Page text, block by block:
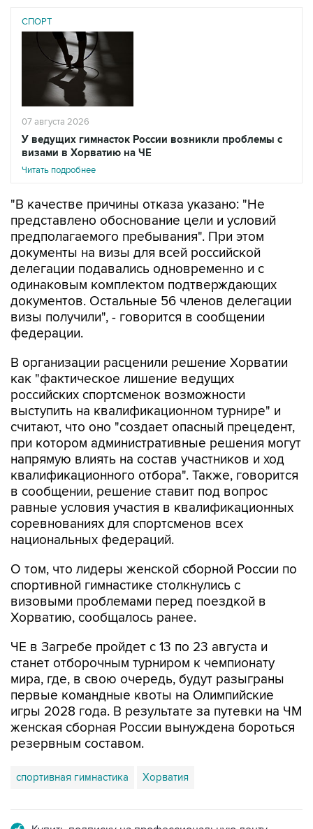
СПОРТ
07 августа 2026
У ведущих гимнасток России возникли проблемы с
визами в Хорватию на ЧЕ
Читать подробнее
"В качестве причины отказа указано: "Не
представлено обоснование цели и условий
предполагаемого пребывания". При этом
документы на визы для всей российской
делегации подавались одновременно и с
одинаковым комплектом подтверждающих
документов. Остальные 56 членов делегации
визы получили", - говорится в сообщении
федерации.
В организации расценили решение Хорватии
как "фактическое лишение ведущих
российских спортсменок возможности
выступить на квалификационном турнире" и
считают, что оно "создает опасный прецедент,
при котором административные решения могут
напрямую влиять на состав участников и ход
квалификационного отбора". Также, говорится
в сообщении, решение ставит под вопрос
равные условия участия в квалификационных
соревнованиях для спортсменов всех
национальных федераций.
О том, что лидеры женской сборной России по
спортивной гимнастике столкнулись с
визовыми проблемами перед поездкой в
Хорватию, сообщалось ранее.
ЧЕ в Загребе пройдет с 13 по 23 августа и
станет отборочным турниром к чемпионату
мира, где, в свою очередь, будут разыграны
первые командные квоты на Олимпийские
игры 2028 года. В результате за путевки на ЧМ
женская сборная России вынуждена бороться
резервным составом.
спортивная гимнастика Хорватия